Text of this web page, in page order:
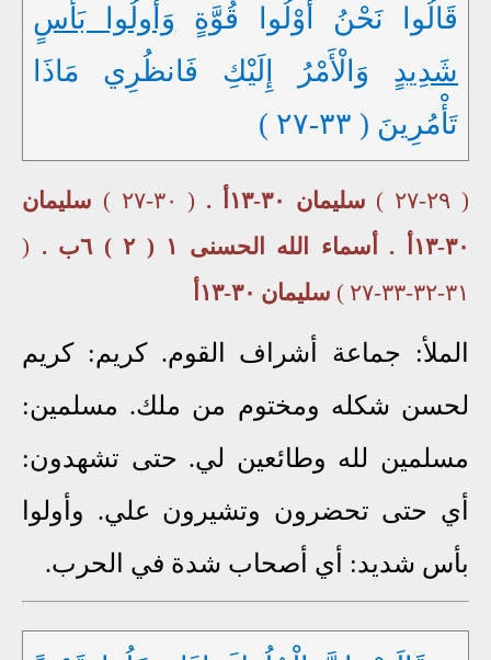
قَالُوا نَحْنُ أُوْلُوا قُوَّةٍ وَأُولُوا بَأْسٍ
شَدِيدٍ وَالْأَمْرُ إِلَيْكِ فَانظُرِي مَاذَا
تَأْمُرِينَ ( ٣٣-٢٧ )
( ٢٩-٢٧ ) سليمان ٣٠-١٣أ . ( ٣٠-٢٧ )
سليمان
٣٠-١٣أ .
أسماء الله الحسنى ١ ( ٢ ) ٦ب .
(
٣١-٣٢-٣٣-٢٧ )
سليمان ٣٠-١٣أ
الملأ: جماعة أشراف القوم. كريم: كريم
لحسن شكله ومختوم من ملك. مسلمين:
مسلمين لله وطائعين لي. حتى تشهدون:
أي حتى تحضرون وتشيرون علي. وأولوا
بأس شديد: أي أصحاب شدة في الحرب.